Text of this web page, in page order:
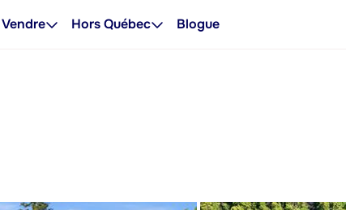
Vendre Hors Québec Blogue